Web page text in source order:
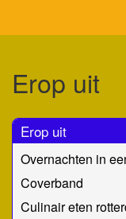
Erop uit
Erop uit
Overnachten in
Coverband
Culinair eten